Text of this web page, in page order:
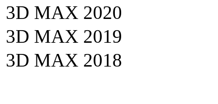
3D MAX 2020
3D MAX 2019
3D MAX 2018